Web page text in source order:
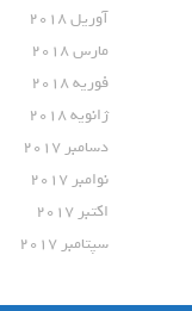
آوریل 2018
مارس 2018
فوریه 2018
ژانویه 2018
دسامبر 2017
نوامبر 2017
اکتبر 2017
سپتامبر 2017